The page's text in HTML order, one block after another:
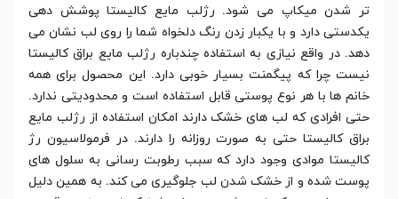
تر شدن میکاپ می شود. رژلب مایع کالیستا پوشش دهی
یکدستی دارد و با یکبار زدن رنگ دلخواه شما را روی لب نشان می
دهد. در واقع نیازی به استفاده چندباره رژلب مایع براق کالیستا
نیست چرا که پیگمنت بسیار خوبی دارد. این محصول برای همه
خانم ها با هر نوع پوستی قابل استفاده است و محدودیتی ندارد.
حتی افرادی که لب های خشک دارند امکان استفاده از رژلب مایع
براق کالیستا حتی به صورت روزانه را دارند. در فرمولاسیون رژ
کالیستا موادی وجود دارد که سبب رطوبت رسانی به سلول های
پوست شده و از خشک شدن لب جلوگیری می کند. به همین دلیل